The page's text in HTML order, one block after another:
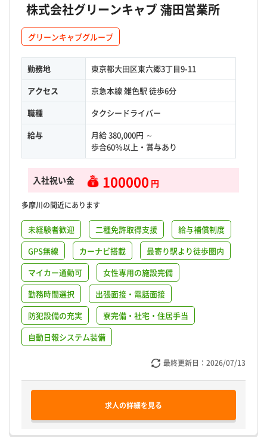
株式会社グリーンキャブ 蒲田営業所
グリーンキャブグループ
勤務地
東京都大田区東六郷3丁目9-11
アクセス
京急本線 雑色駅 徒歩6分
職種
タクシードライバー
給与
月給 380,000円 ～
歩合60％以上・賞与あり
入社祝い金 100000 円
多摩川の間近にあります
未経験者歓迎 二種免許取得支援
給与補償制度
GPS無線
カーナビ搭載
最寄り駅より徒歩圏内
マイカー通勤可
女性専用の施設完備
勤務時間選択
出張面接・電話面接
防犯設備の充実
寮完備・社宅・住居手当
自動日報システム装備
最終更新日： 2026/07/13
求人の詳細を見る